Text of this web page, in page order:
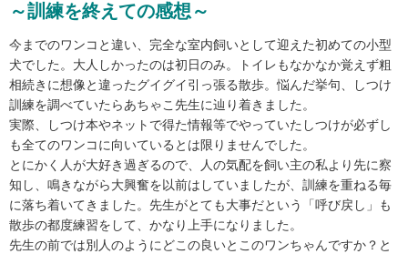
～訓練を終えての感想～
今までのワンコと違い、完全な室内飼いとして迎えた初めての小型
犬でした。大人しかったのは初日のみ。トイレもなかなか覚えず粗
相続きに想像と違ったグイグイ引っ張る散歩。悩んだ挙句、しつけ
訓練を調べていたらあちゃこ先生に辿り着きました。
実際、しつけ本やネットで得た情報等でやっていたしつけが必ずし
も全てのワンコに向いているとは限りませんでした。
とにかく人が大好き過ぎるので、人の気配を飼い主の私より先に察
知し、鳴きながら大興奮を以前はしていましたが、訓練を重ねる毎
に落ち着いてきました。先生がとても大事だという「呼び戻し」も
散歩の都度練習をして、かなり上手になりました。
先生の前では別人のようにどこの良いとこのワンちゃんですか？と